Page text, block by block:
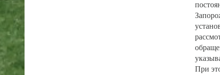
При